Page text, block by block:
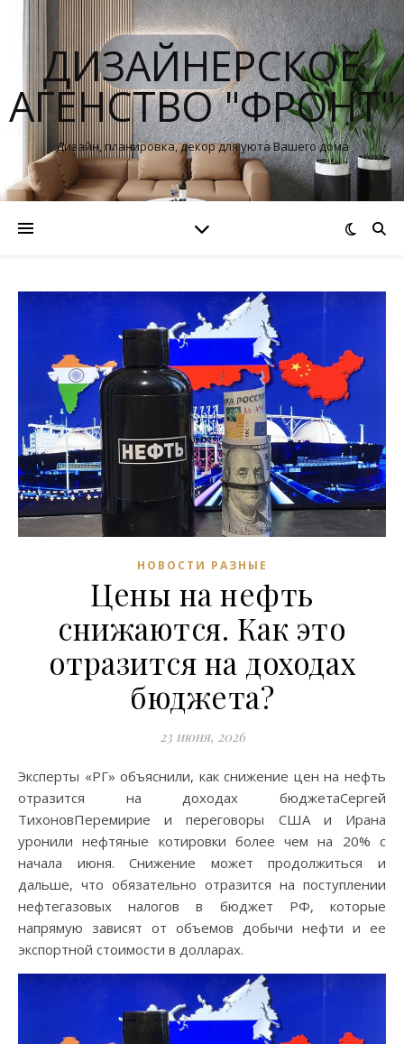
ДИЗАЙНЕРСКОЕ
АГЕНСТВО "ФРОНТ"
Дизайн, планировка, декор для уюта Вашего дома
НОВОСТИ РАЗНЫЕ
Цены на нефть
снижаются. Как это
отразится на доходах
бюджета?
23 июня, 2026
Эксперты «РГ» объяснили, как снижение цен на нефть
отразится на доходах бюджетаСергей
ТихоновПеремирие и переговоры США и Ирана
уронили нефтяные котировки более чем на 20% с
начала июня. Снижение может продолжиться и
дальше, что обязательно отразится на поступлении
нефтегазовых налогов в бюджет РФ, которые
напрямую зависят от объемов добычи нефти и ее
экспортной стоимости в долларах.